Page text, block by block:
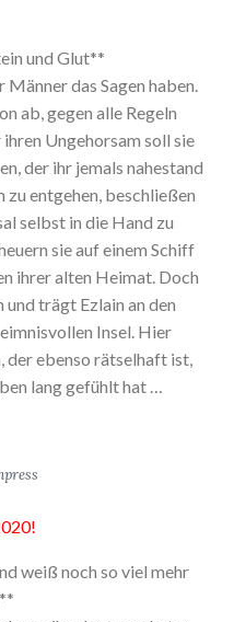
und Glut**
das Sagen haben.
ab, gegen alle Regeln
Ungehorsam soll sie
der ihr jemals nahestand
zu entgehen, beschließen
selbst in die Hand zu
sie auf einem Schiff
ihrer alten Heimat. Doch
trägt Ezlain an den
Insel. Hier
der ebenso rätselhaft ist,
lang gefühlt hat …
weiß noch so viel mehr